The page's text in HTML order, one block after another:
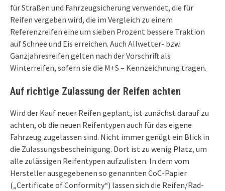
für Straßen und Fahrzeugsicherung verwendet, die für
Reifen vergeben wird, die im Vergleich zu einem
Referenzreifen eine um sieben Prozent bessere Traktion
auf Schnee und Eis erreichen. Auch Allwetter- bzw.
Ganzjahresreifen gelten nach der Vorschrift als
Winterreifen, sofern sie die M+S – Kennzeichnung tragen.
Auf richtige Zulassung der Reifen achten
Wird der Kauf neuer Reifen geplant, ist zunächst darauf zu
achten, ob die neuen Reifentypen auch für das eigene
Fahrzeug zugelassen sind. Nicht immer genügt ein Blick in
die Zulassungsbescheinigung. Dort ist zu wenig Platz, um
alle zulässigen Reifentypen aufzulisten. In dem vom
Hersteller ausgegebenen so genannten CoC-Papier
(„Certificate of Conformity“) lassen sich die Reifen/Rad-